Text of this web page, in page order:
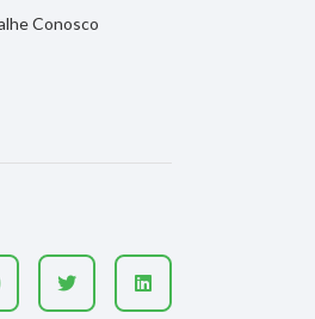
Conosco